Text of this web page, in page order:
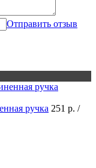
Отправить отзыв
ручка 251 р. /